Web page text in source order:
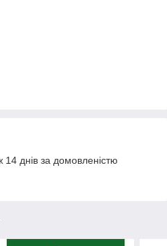
днів за домовленістю